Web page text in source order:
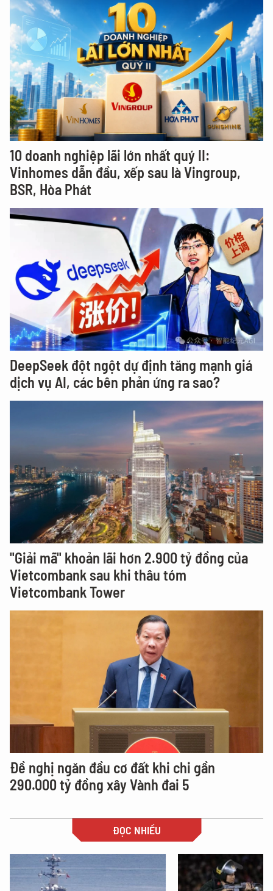
10 doanh nghiệp lãi lớn nhất quý II:
Vinhomes dẫn đầu, xếp sau là Vingroup,
BSR, Hòa Phát
DeepSeek đột ngột dự định tăng mạnh giá
dịch vụ AI, các bên phản ứng ra sao?
"Giải mã" khoản lãi hơn 2.900 tỷ đồng của
Vietcombank sau khi thâu tóm
Vietcombank Tower
Đề nghị ngăn đầu cơ đất khi chi gần
290.000 tỷ đồng xây Vành đai 5
ĐỌC NHIỀU